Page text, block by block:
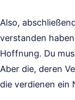
Also,
verstanden
Hoffnung. Du
Aber die, deren
die verdienen ein